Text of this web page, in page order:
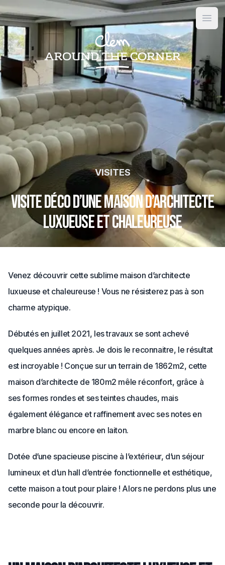
VISITES
Visite déco d’une maison d’architecte
luxueuse et chaleureuse
Venez découvrir cette sublime maison d’architecte
luxueuse et chaleureuse ! Vous ne résisterez pas à son
charme atypique.
Débutés en juillet 2021, les travaux se sont achevé
quelques années après. Je dois le reconnaitre, le résultat
est incroyable ! Conçue sur un terrain de 1862m2, cette
maison d’architecte de 180m2 mêle réconfort, grâce à
ses formes rondes et ses teintes chaudes, mais
également élégance et raffinement avec ses notes en
marbre blanc ou encore en laiton.
Dotée d’une spacieuse piscine à l’extérieur, d’un séjour
lumineux et d’un hall d’entrée fonctionnelle et esthétique,
cette maison a tout pour plaire ! Alors ne perdons plus une
seconde pour la découvrir.